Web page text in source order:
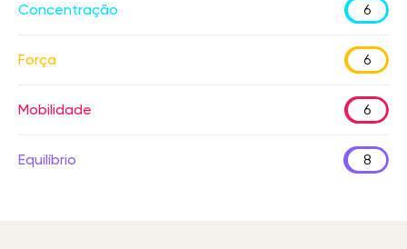
Concentração 6
Força 6
Mobilidade 6
Equilíbrio 8